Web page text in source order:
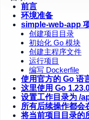
前言
环境准备
simple-web-app
创建项目目录
初始化 Go 模块
创建主程序文件
运行项目
编写 Dockerfile
使用官方的 Go 语
这里使用 Go
设置工作目录为 /
所有后续操作都会
将当前项目目录的